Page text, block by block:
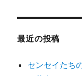
象:
最近の投稿
センセイたち